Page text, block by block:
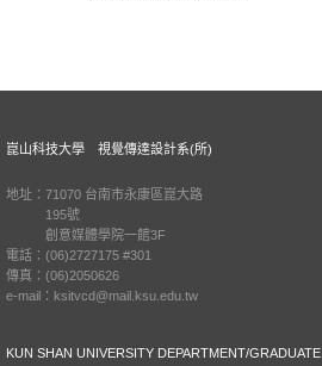
崑山科技大學 視覺傳達設計系(所)
地址：71070 台南市永康區崑大路
195號
創意媒體學院一館3F
電話：(06)2727175 #301
傳真：(06)2050626
e-mail：ksitvcd@mail.ksu.edu.tw
KUN SHAN UNIVERSITY DEPARTMENT/GRADUATE